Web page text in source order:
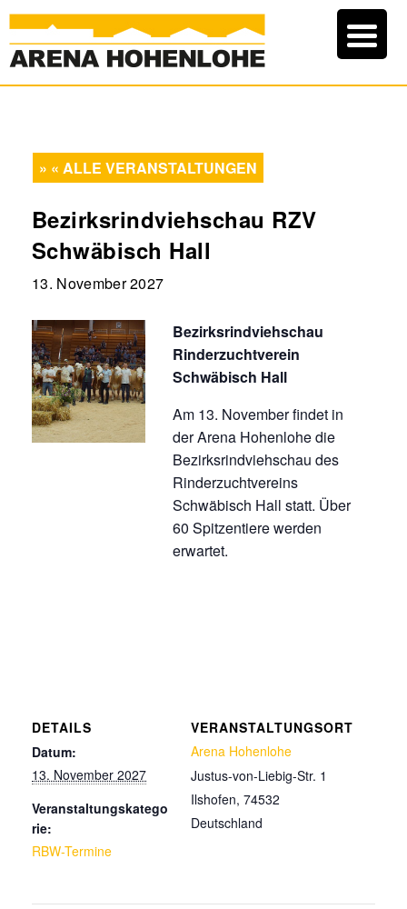
« ALLE VERANSTALTUNGEN
Bezirksrindviehschau RZV
Schwäbisch Hall
13. November 2027
Bezirksrindviehschau
Rinderzuchtverein
Schwäbisch Hall
Am 13. November findet in
der Arena Hohenlohe die
Bezirksrindviehschau des
Rinderzuchtvereins
Schwäbisch Hall statt. Über
60 Spitzentiere werden
erwartet.
DETAILS
Datum:
13. November 2027
Veranstaltungskatego
rie:
RBW-Termine
VERANSTALTUNGSORT
Arena Hohenlohe
Justus-von-Liebig-Str. 1
Ilshofen, 74532
Deutschland